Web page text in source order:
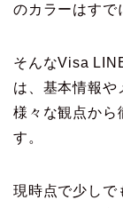
のカラーはすで
そんなVisa
は、基本情報や
様々な観点から
す。
現時点で少し